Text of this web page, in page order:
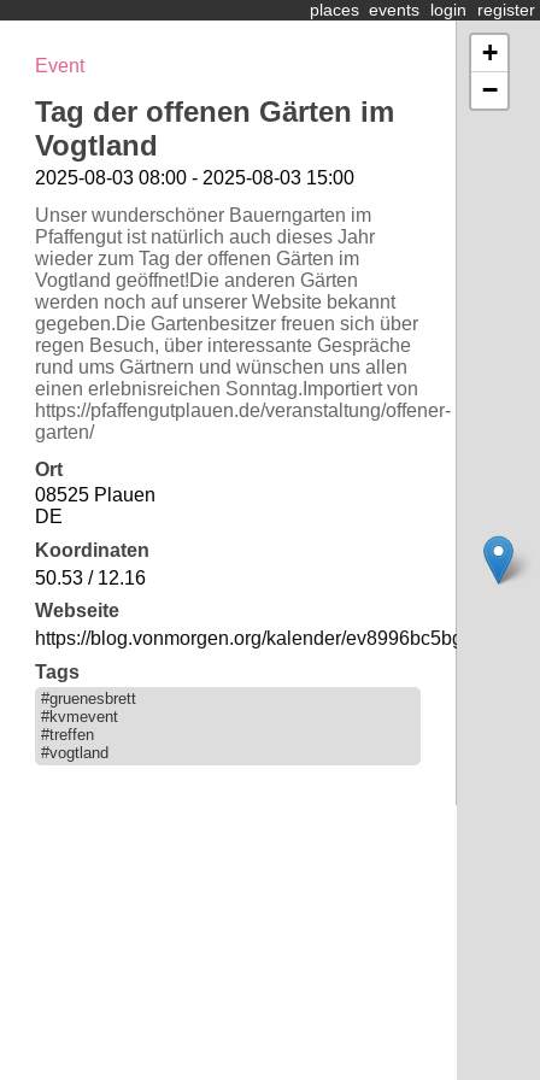
places events login register
Event
Tag der offenen Gärten im
Vogtland
2025-08-03 08:00 - 2025-08-03 15:00
Unser wunderschöner Bauerngarten im
Pfaffengut ist natürlich auch dieses Jahr
wieder zum Tag der offenen Gärten im
Vogtland geöffnet!Die anderen Gärten
werden noch auf unserer Website bekannt
gegeben.Die Gartenbesitzer freuen sich über
regen Besuch, über interessante Gespräche
rund ums Gärtnern und wünschen uns allen
einen erlebnisreichen Sonntag.Importiert von
https://pfaffengutplauen.de/veranstaltung/offener-
garten/
Ort
08525 Plauen
DE
Koordinaten
50.53 / 12.16
Webseite
https://blog.vonmorgen.org/kalender/
Tags
#gruenesbrett
#kvmevent
#treffen
#vogtland
+
−